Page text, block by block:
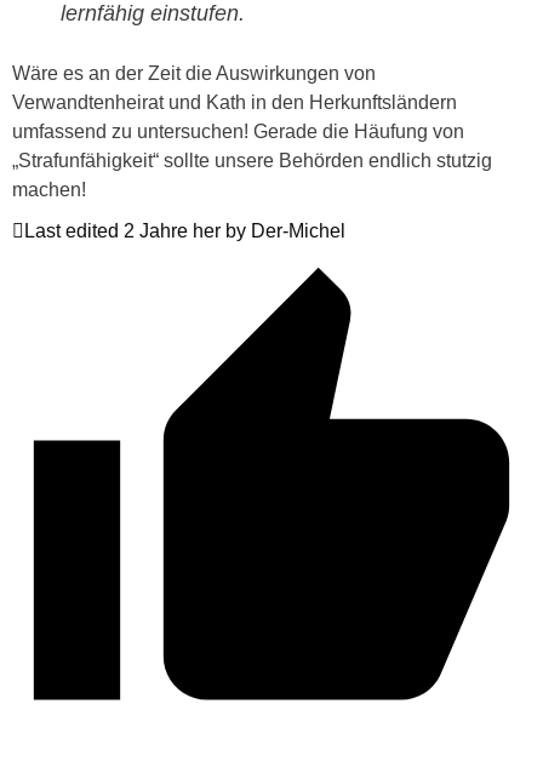
lernfähig einstufen.
Wäre es an der Zeit die Auswirkungen von
Verwandtenheirat und Kath in den Herkunftsländern
umfassend zu untersuchen! Gerade die Häufung von
„Strafunfähigkeit“ sollte unsere Behörden endlich stutzig
machen!
Last edited 2 Jahre her by Der-Michel